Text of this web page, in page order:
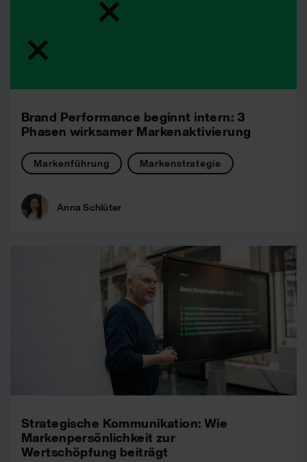
Brand Performance beginnt intern: 3
Phasen wirksamer Markenaktivierung
Markenführung Markenstrategie
Anna Schlüter
Strategische Kommunikation: Wie
Markenpersönlichkeit zur
Wertschöpfung beiträgt